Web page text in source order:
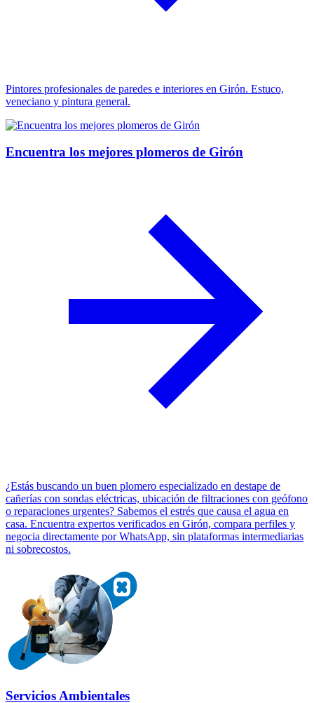
Pintores profesionales de paredes e interiores en Girón. Estuco,
veneciano y pintura general.
Encuentra los mejores plomeros de Girón
¿Estás buscando un buen plomero especializado en destape de
cañerías con sondas eléctricas, ubicación de filtraciones con geófono
o reparaciones urgentes? Sabemos el estrés que causa el agua en
casa. Encuentra expertos verificados en Girón, compara perfiles y
negocia directamente por WhatsApp, sin plataformas intermediarias
ni sobrecostos.
Servicios Ambientales